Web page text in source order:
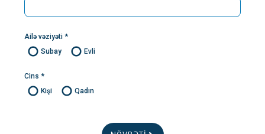
Ailə vəziyəti *
Subay
Evli
Cins *
Kişi
Qadın